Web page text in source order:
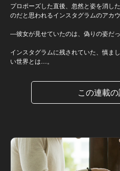
プロポーズした直後、忽然と姿を消し
のだと思われるインスタグラムのアカウ
―彼女が見せていたのは、偽りの姿だ
インスタグラムに残されていた、慎ま
い世界とは…。
この連載